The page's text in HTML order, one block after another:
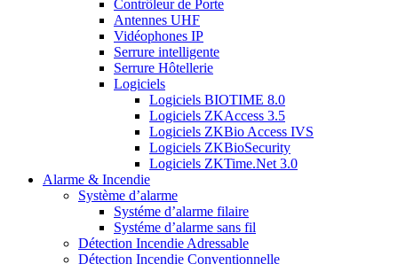
Contrôleur de Porte
Antennes UHF
Vidéophones IP
Serrure intelligente
Serrure Hôtellerie
Logiciels
Logiciels BIOTIME 8.0
Logiciels ZKAccess 3.5
Logiciels ZKBio Access IVS
Logiciels ZKBioSecurity
Logiciels ZKTime.Net 3.0
Alarme & Incendie
Système d’alarme
Systéme d’alarme filaire
Systéme d’alarme sans fil
Détection Incendie Adressable
Détection Incendie Conventionnelle